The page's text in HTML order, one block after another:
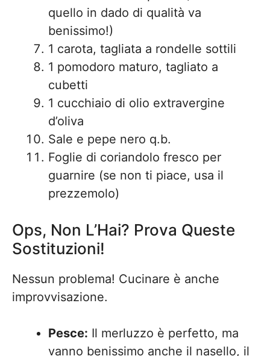
quello in dado di qualità va
benissimo!)
1 carota, tagliata a rondelle sottili
1 pomodoro maturo, tagliato a
cubetti
1 cucchiaio di olio extravergine
d’oliva
Sale e pepe nero q.b.
Foglie di coriandolo fresco per
guarnire (se non ti piace, usa il
prezzemolo)
Ops, Non L’Hai? Prova Queste
Sostituzioni!
Nessun problema! Cucinare è anche
improvvisazione.
Pesce: Il merluzzo è perfetto, ma
vanno benissimo anche il nasello, il